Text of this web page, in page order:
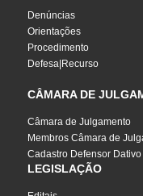
Denúncias
Orientações
Procedimento
Defesa|Recurso
CÂMARA DE
Câmara de Julgamento
Membros Câmara de
Cadastro Defensor Dativo
LEGISLAÇÃO